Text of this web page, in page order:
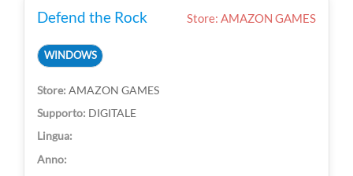
Defend the Rock Store: AMAZON GAMES
WINDOWS
AMAZON GAMES
DIGITALE